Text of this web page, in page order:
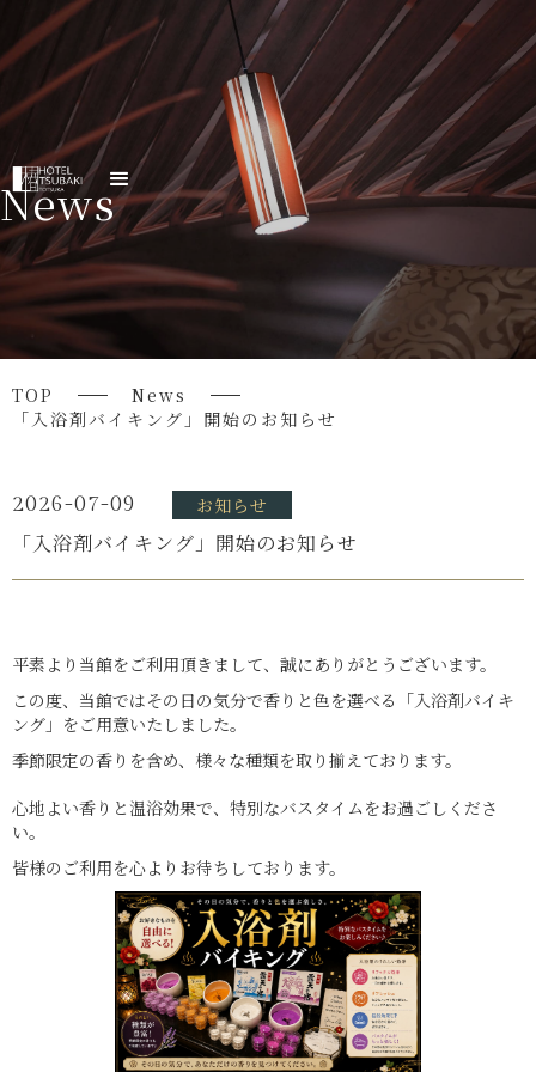
News
TOP
News
「入浴剤バイキング」開始のお知らせ
2026-07-09 お知らせ
「入浴剤バイキング」開始のお知らせ
平素より当館をご利用頂きまして、誠にありがとうございます。
この度、当館ではその日の気分で香りと色を選べる「入浴剤バイキ
ング」をご用意いたしました。
季節限定の香りを含め、様々な種類を取り揃えております。
心地よい香りと温浴効果で、特別なバスタイムをお過ごしくださ
い。
皆様のご利用を心よりお待ちしております。